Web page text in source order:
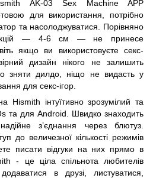
AK-03 Sex Machine APP
для використання, потрібно
та насолоджуватися. Порівняно
— 4-6 см — не принесе
якщо ви використовуєте секс-
дизайн нікого не залишить
зняти дилдо, ніщо не видасть у
для секс-ігор.
Hismith інтуїтивно зрозумілий та
та для Android . Швидко знаходить
з’єднання через блютуз.
до величезної кількості режимів
писати відгуки на них прямо в
- це ціла спільнота любителів
в друзі, листуватися,